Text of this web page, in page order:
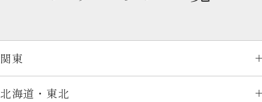
関東
北海道・東北